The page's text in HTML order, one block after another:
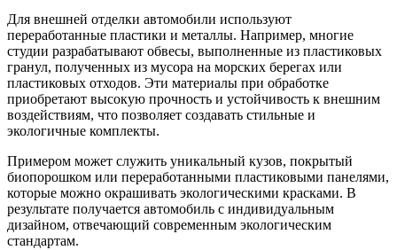
Для внешней отделки автомобили используют
переработанные пластики и металлы. Например, многие
студии разрабатывают обвесы, выполненные из пластиковых
гранул, полученных из мусора на морских берегах или
пластиковых отходов. Эти материалы при обработке
приобретают высокую прочность и устойчивость к внешним
воздействиям, что позволяет создавать стильные и
экологичные комплекты.
Примером может служить уникальный кузов, покрытый
биопорошком или переработанными пластиковыми панелями,
которые можно окрашивать экологическими красками. В
результате получается автомобиль с индивидуальным
дизайном, отвечающий современным экологическим
стандартам.